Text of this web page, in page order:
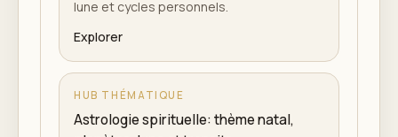
lune et cycles personnels.
Explorer
HUB THÉMATIQUE
Astrologie spirituelle: thème natal,